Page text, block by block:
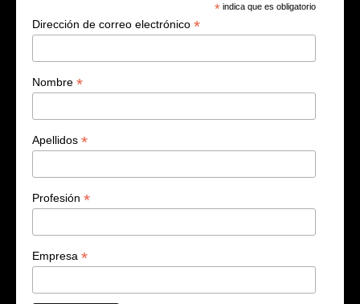
* indica que es obligatorio
Dirección de correo electrónico *
Nombre *
Apellidos *
Profesión *
Empresa *